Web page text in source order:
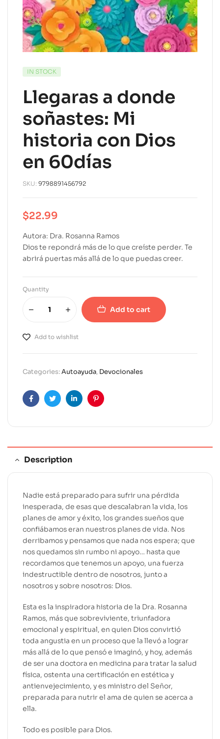
IN STOCK
Llegaras a donde
soñastes: Mi
historia con Dios
en 60días
SKU: 9798891456792
$22.99
Autora: Dra. Rosanna Ramos
Dios te repondrá más de lo que creíste perder. Te
abrirá puertas más allá de lo que puedas creer.
Quantity
Add to cart
Add to wishlist
A
l
e
t
:
Categories:Autoayuda, Devocionales
FacebookTwitterLinkedinPinterest
Description
Nadie está preparado para sufrir una pérdida
inesperada, de esas que descalabran la vida, los
planes de amor y éxito, los grandes sueños que
confiábamos eran nuestros planes de vida. Nos
derribamos y pensamos que nada nos espera; que
nos quedamos sin rumbo ni apoyo… hasta que
recordamos que tenemos un apoyo, una fuerza
indestructible dentro de nosotros, junto a
nosotros y sobre nosotros: Dios.
Esta es la inspiradora historia de la Dra. Rosanna
Ramos, más que sobreviviente, triunfadora
emocional y espiritual, en quien Dios convirtió
toda angustia en un proceso que la llevó a lograr
más allá de lo que pensó e imaginó, y hoy, además
de ser una doctora en medicina para tratar la salud
física, ostenta una certificación en estética y
antienvejecimiento, y es ministro del Señor,
preparada para nutrir el ama de quien se acerca a
ella.
Todo es posible para Dios.